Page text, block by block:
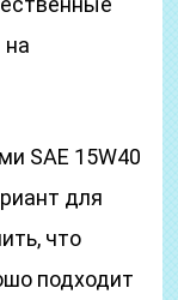
на
SAE 15W40
для
что
подходит